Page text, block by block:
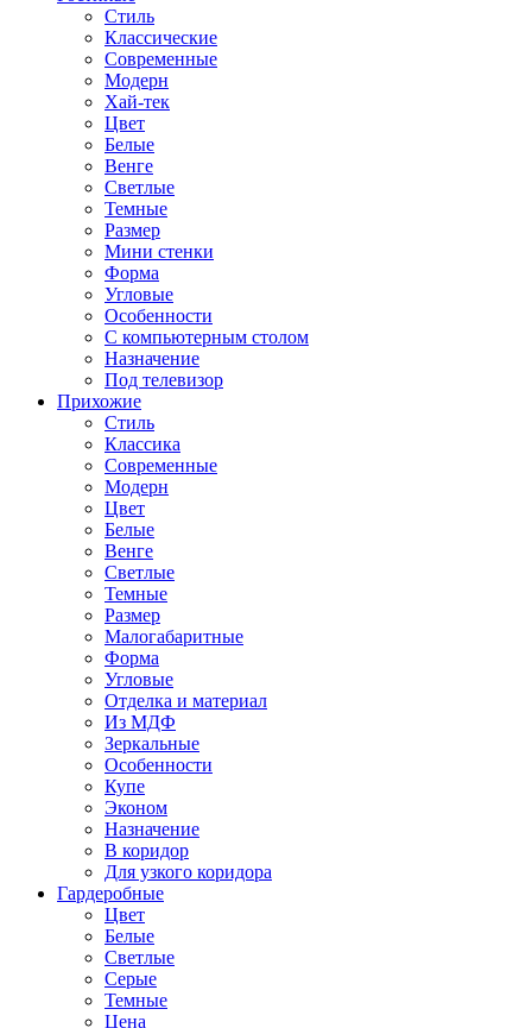
Стиль
Классические
Современные
Модерн
Хай-тек
Цвет
Белые
Венге
Светлые
Темные
Размер
Мини стенки
Форма
Угловые
Особенности
С компьютерным столом
Назначение
Под телевизор
Прихожие
Стиль
Классика
Современные
Модерн
Цвет
Белые
Венге
Светлые
Темные
Размер
Малогабаритные
Форма
Угловые
Отделка и материал
Из МДФ
Зеркальные
Особенности
Купе
Эконом
Назначение
В коридор
Для узкого коридора
Гардеробные
Цвет
Белые
Светлые
Серые
Темные
Цена